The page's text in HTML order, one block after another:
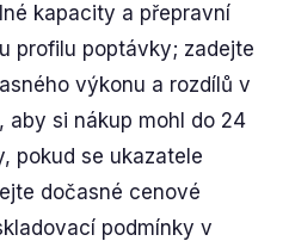
kapacity a přepravní
profilu poptávky; zadejte
výkonu a rozdílů v
aby si nákup mohl do 24
pokud se ukazatele
dočasné cenové
podmínky v